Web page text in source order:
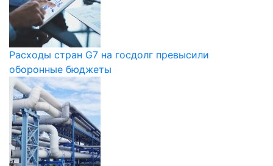
Расходы стран G7 на госдолг превысили
оборонные бюджеты